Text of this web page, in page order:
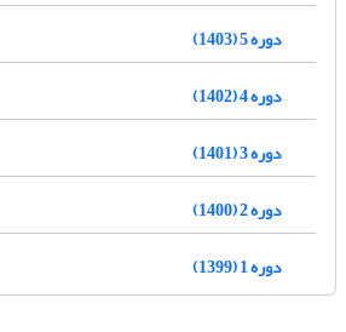
دوره 5 (1403)
دوره 4 (1402)
دوره 3 (1401)
دوره 2 (1400)
دوره 1 (1399)